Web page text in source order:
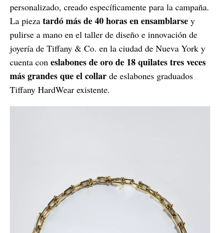
personalizado, creado específicamente para la campaña.
La pieza tardó más de 40 horas en ensamblarse y
pulirse a mano en el taller de diseño e innovación de
joyería de Tiffany & Co. en la ciudad de Nueva York y
cuenta con eslabones de oro de 18 quilates tres veces
más grandes que el collar de eslabones graduados
Tiffany HardWear existente.